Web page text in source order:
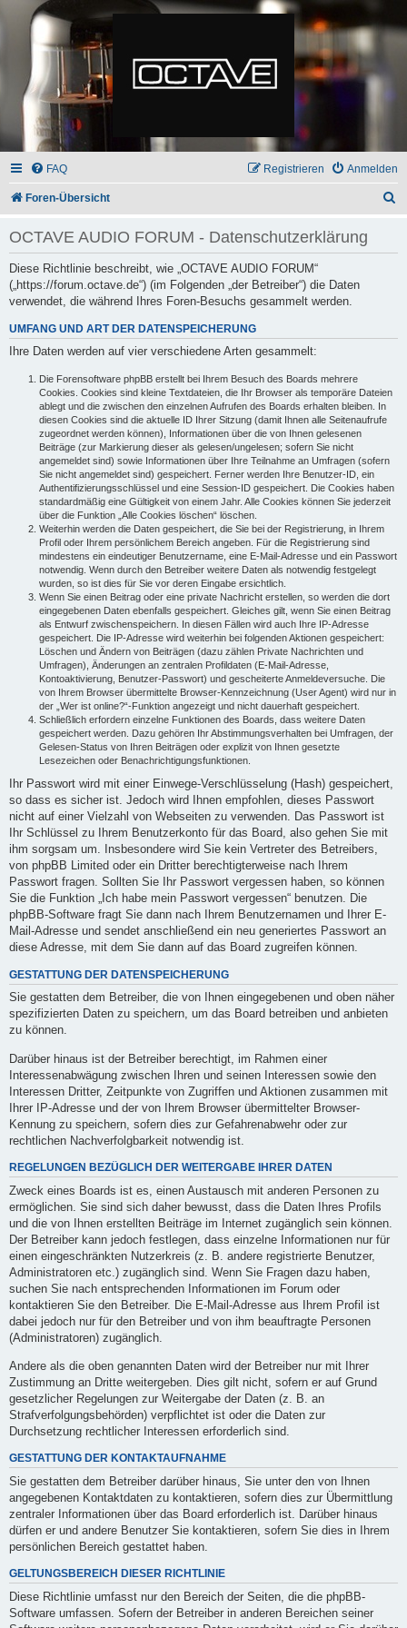
FAQ Anmelden
Registrieren
Foren-Übersicht
OCTAVE AUDIO FORUM - Datenschutzerklärung
Diese Richtlinie beschreibt, wie „OCTAVE AUDIO FORUM“
(„https://forum.octave.de“) (im Folgenden „der Betreiber“) die Daten
verwendet, die während Ihres Foren-Besuchs gesammelt werden.
UMFANG UND ART DER DATENSPEICHERUNG
Ihre Daten werden auf vier verschiedene Arten gesammelt:
Die Forensoftware phpBB erstellt bei Ihrem Besuch des Boards mehrere
Cookies. Cookies sind kleine Textdateien, die Ihr Browser als temporäre Dateien
ablegt und die zwischen den einzelnen Aufrufen des Boards erhalten bleiben. In
diesen Cookies sind die aktuelle ID Ihrer Sitzung (damit Ihnen alle Seitenaufrufe
zugeordnet werden können), Informationen über die von Ihnen gelesenen
Beiträge (zur Markierung dieser als gelesen/ungelesen; sofern Sie nicht
angemeldet sind) sowie Informationen über Ihre Teilnahme an Umfragen (sofern
Sie nicht angemeldet sind) gespeichert. Ferner werden Ihre Benutzer-ID, ein
Authentifizierungsschlüssel und eine Session-ID gespeichert. Die Cookies haben
standardmäßig eine Gültigkeit von einem Jahr. Alle Cookies können Sie jederzeit
über die Funktion „Alle Cookies löschen“ löschen.
Weiterhin werden die Daten gespeichert, die Sie bei der Registrierung, in Ihrem
Profil oder Ihrem persönlichem Bereich angeben. Für die Registrierung sind
mindestens ein eindeutiger Benutzername, eine E-Mail-Adresse und ein Passwort
notwendig. Wenn durch den Betreiber weitere Daten als notwendig festgelegt
wurden, so ist dies für Sie vor deren Eingabe ersichtlich.
Wenn Sie einen Beitrag oder eine private Nachricht erstellen, so werden die dort
eingegebenen Daten ebenfalls gespeichert. Gleiches gilt, wenn Sie einen Beitrag
als Entwurf zwischenspeichern. In diesen Fällen wird auch Ihre IP-Adresse
gespeichert. Die IP-Adresse wird weiterhin bei folgenden Aktionen gespeichert:
Löschen und Ändern von Beiträgen (dazu zählen Private Nachrichten und
Umfragen), Änderungen an zentralen Profildaten (E-Mail-Adresse,
Kontoaktivierung, Benutzer-Passwort) und gescheiterte Anmeldeversuche. Die
von Ihrem Browser übermittelte Browser-Kennzeichnung (User Agent) wird nur in
der „Wer ist online?“-Funktion angezeigt und nicht dauerhaft gespeichert.
Schließlich erfordern einzelne Funktionen des Boards, dass weitere Daten
gespeichert werden. Dazu gehören Ihr Abstimmungsverhalten bei Umfragen, der
Gelesen-Status von Ihren Beiträgen oder explizit von Ihnen gesetzte
Lesezeichen oder Benachrichtigungsfunktionen.
Ihr Passwort wird mit einer Einwege-Verschlüsselung (Hash) gespeichert,
so dass es sicher ist. Jedoch wird Ihnen empfohlen, dieses Passwort
nicht auf einer Vielzahl von Webseiten zu verwenden. Das Passwort ist
Ihr Schlüssel zu Ihrem Benutzerkonto für das Board, also gehen Sie mit
ihm sorgsam um. Insbesondere wird Sie kein Vertreter des Betreibers,
von phpBB Limited oder ein Dritter berechtigterweise nach Ihrem
Passwort fragen. Sollten Sie Ihr Passwort vergessen haben, so können
Sie die Funktion „Ich habe mein Passwort vergessen“ benutzen. Die
phpBB-Software fragt Sie dann nach Ihrem Benutzernamen und Ihrer E-
Mail-Adresse und sendet anschließend ein neu generiertes Passwort an
diese Adresse, mit dem Sie dann auf das Board zugreifen können.
GESTATTUNG DER DATENSPEICHERUNG
Sie gestatten dem Betreiber, die von Ihnen eingegebenen und oben näher
spezifizierten Daten zu speichern, um das Board betreiben und anbieten
zu können.
Darüber hinaus ist der Betreiber berechtigt, im Rahmen einer
Interessenabwägung zwischen Ihren und seinen Interessen sowie den
Interessen Dritter, Zeitpunkte von Zugriffen und Aktionen zusammen mit
Ihrer IP-Adresse und der von Ihrem Browser übermittelter Browser-
Kennung zu speichern, sofern dies zur Gefahrenabwehr oder zur
rechtlichen Nachverfolgbarkeit notwendig ist.
REGELUNGEN BEZÜGLICH DER WEITERGABE IHRER DATEN
Zweck eines Boards ist es, einen Austausch mit anderen Personen zu
ermöglichen. Sie sind sich daher bewusst, dass die Daten Ihres Profils
und die von Ihnen erstellten Beiträge im Internet zugänglich sein können.
Der Betreiber kann jedoch festlegen, dass einzelne Informationen nur für
einen eingeschränkten Nutzerkreis (z. B. andere registrierte Benutzer,
Administratoren etc.) zugänglich sind. Wenn Sie Fragen dazu haben,
suchen Sie nach entsprechenden Informationen im Forum oder
kontaktieren Sie den Betreiber. Die E-Mail-Adresse aus Ihrem Profil ist
dabei jedoch nur für den Betreiber und von ihm beauftragte Personen
(Administratoren) zugänglich.
Andere als die oben genannten Daten wird der Betreiber nur mit Ihrer
Zustimmung an Dritte weitergeben. Dies gilt nicht, sofern er auf Grund
gesetzlicher Regelungen zur Weitergabe der Daten (z. B. an
Strafverfolgungsbehörden) verpflichtet ist oder die Daten zur
Durchsetzung rechtlicher Interessen erforderlich sind.
GESTATTUNG DER KONTAKTAUFNAHME
Sie gestatten dem Betreiber darüber hinaus, Sie unter den von Ihnen
angegebenen Kontaktdaten zu kontaktieren, sofern dies zur Übermittlung
zentraler Informationen über das Board erforderlich ist. Darüber hinaus
dürfen er und andere Benutzer Sie kontaktieren, sofern Sie dies in Ihrem
persönlichen Bereich gestattet haben.
GELTUNGSBEREICH DIESER RICHTLINIE
Diese Richtlinie umfasst nur den Bereich der Seiten, die die phpBB-
Software umfassen. Sofern der Betreiber in anderen Bereichen seiner